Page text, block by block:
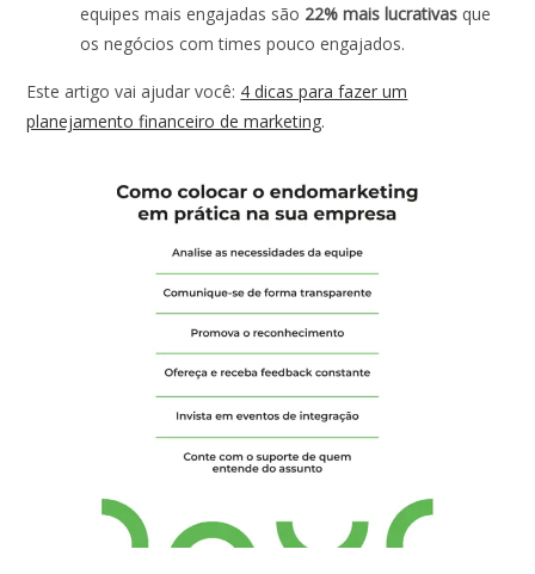
equipes mais engajadas são 22% mais lucrativas que
os negócios com times pouco engajados.
Este artigo vai ajudar você: 4 dicas para fazer um
planejamento financeiro de marketing.